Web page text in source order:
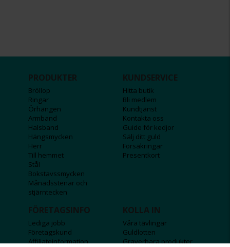
PRODUKTER
Bröllop
Ringar
Örhängen
Armband
Halsband
Hängsmycken
Herr
Till hemmet
Stål
Bokstavssmycken
Månadsstenar och
stjärntecken
KUNDSERVICE
Hitta butik
Bli medlem
Kundtjänst
Kontakta oss
Guide för kedjor
Sälj ditt guld
Försäkringar
Presentkort
FÖRETAGSINFO
Lediga jobb
Företagskund
Affiliateinformation
KOLLA IN
Våra tävlingar
Guldlotten
Graverbara produkter